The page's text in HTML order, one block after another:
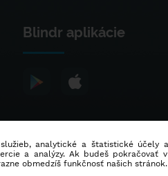
Blindr aplikácie
analytické a štatistické účely
a analýzy. Ak budeš pokračovať v
obmedzíš funkčnosť našich stránok.